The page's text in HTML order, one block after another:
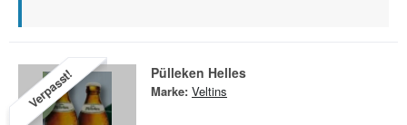
Verpasst! Pülleken Helles
Marke: Veltins